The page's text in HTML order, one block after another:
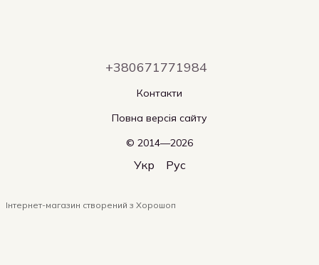
+380671771984
Контакти
Повна версія сайту
© 2014—2026
Укр Рус
Інтернет-магазин створений з Хорошоп